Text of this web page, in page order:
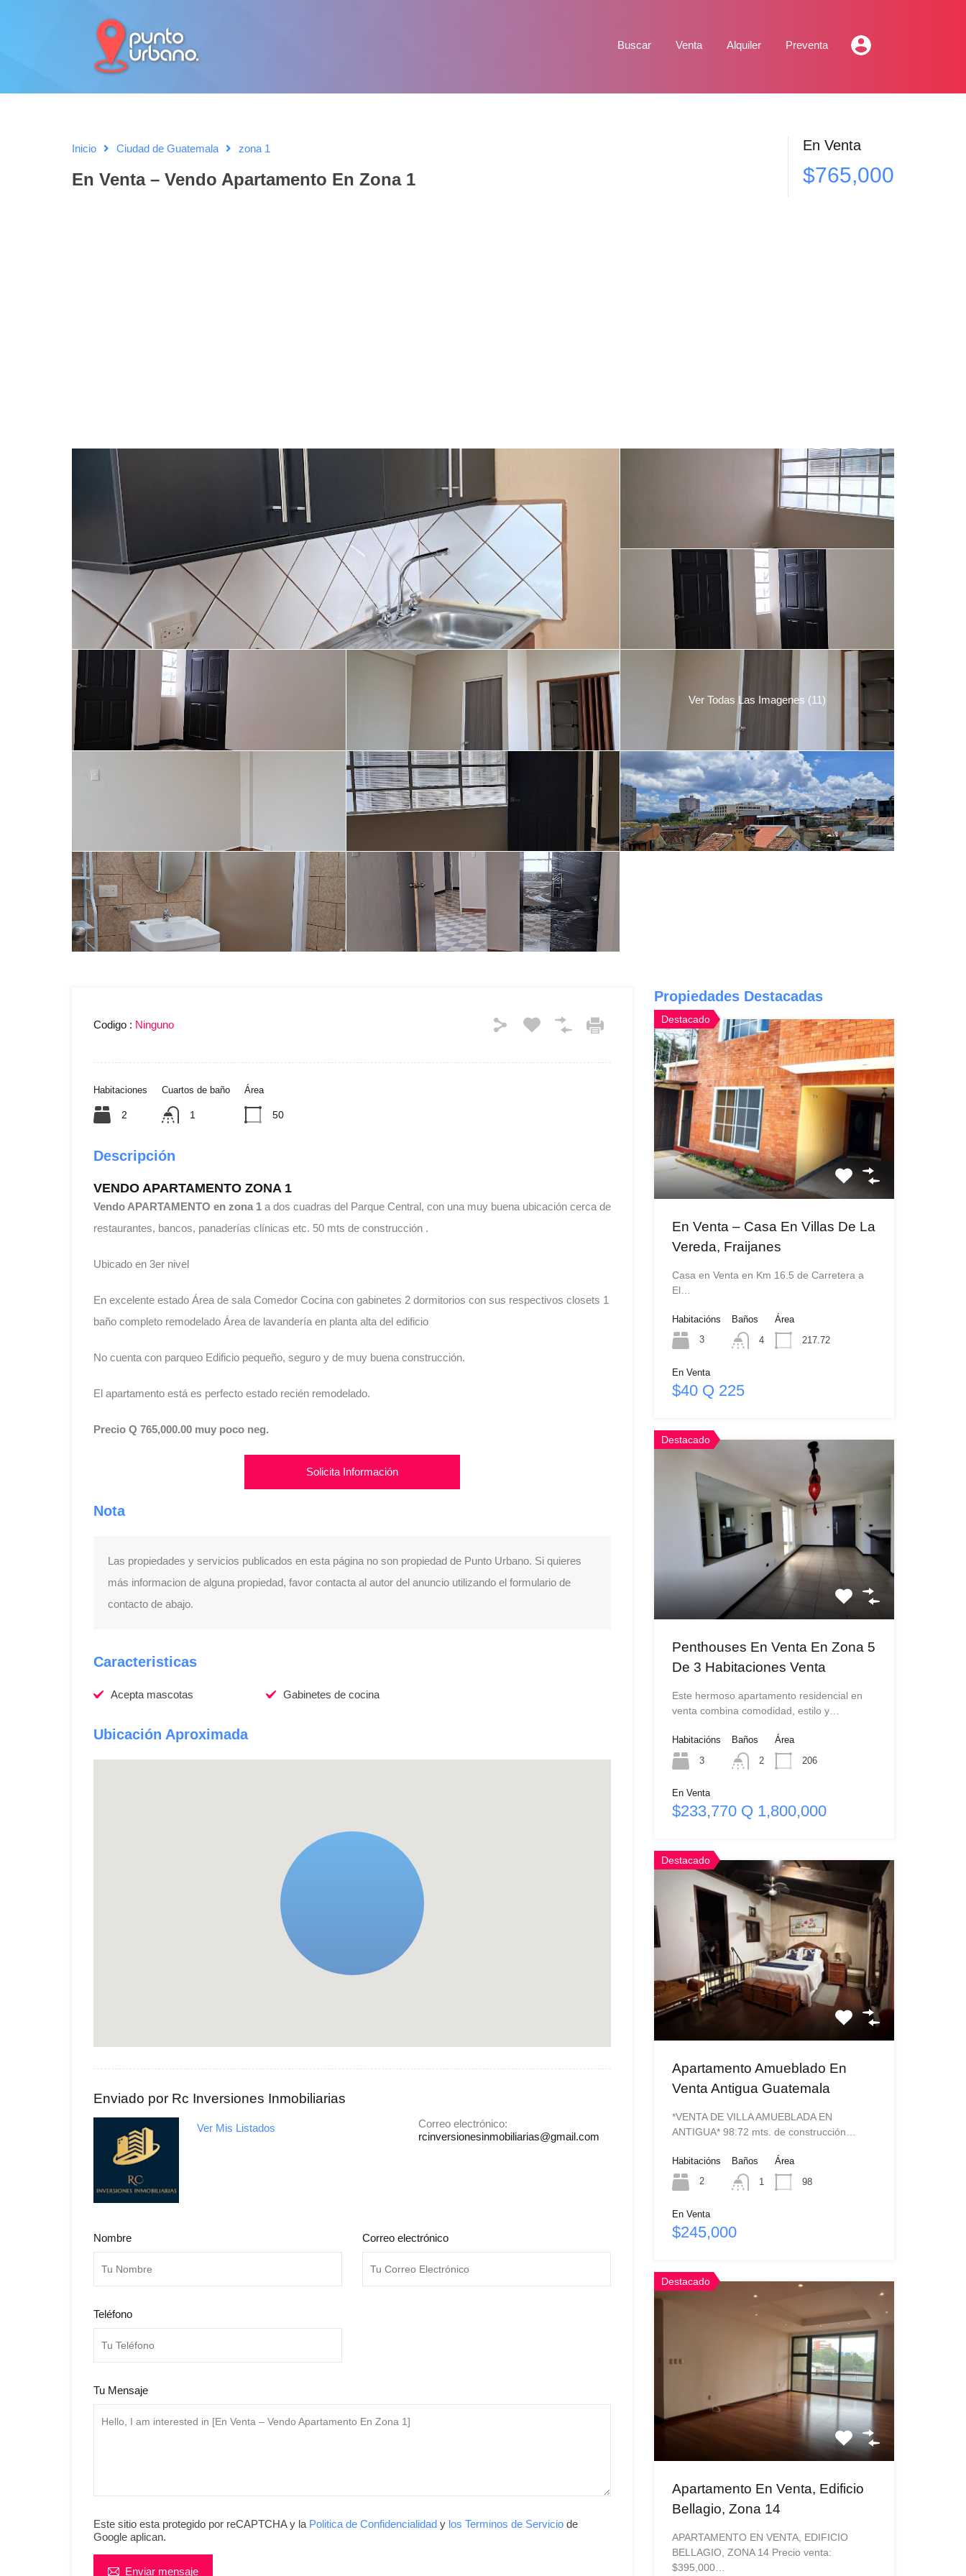
Buscar Venta Alquiler Preventa
Inicio Ciudad de Guatemala zona 1
En Venta – Vendo Apartamento En Zona 1
En Venta
$765,000
Ver Todas Las Imagenes (11)
Codigo : Ninguno
Habitaciones
2
Cuartos de baño
1
Área
50
Descripción
VENDO APARTAMENTO ZONA 1
Vendo APARTAMENTO en zona 1 a dos cuadras del Parque Central, con una muy buena ubicación cerca de
restaurantes, bancos, panaderías clínicas etc. 50 mts de construcción .
Ubicado en 3er nivel
En excelente estado Área de sala Comedor Cocina con gabinetes 2 dormitorios con sus respectivos closets 1
baño completo remodelado Área de lavandería en planta alta del edificio
No cuenta con parqueo Edificio pequeño, seguro y de muy buena construcción.
El apartamento está es perfecto estado recién remodelado.
Precio Q 765,000.00 muy poco neg.
Solicita Información
Nota
Las propiedades y servicios publicados en esta página no son propiedad de Punto Urbano. Si quieres
más informacion de alguna propiedad, favor contacta al autor del anuncio utilizando el formulario de
contacto de abajo.
Caracteristicas
Acepta mascotas Gabinetes de cocina
Ubicación Aproximada
Enviado por Rc Inversiones Inmobiliarias
Ver Mis Listados
Correo electrónico:
rcinversionesinmobiliarias@gmail.com
Nombre Correo electrónico
Teléfono
Tu Mensaje
Este sitio esta protegido por reCAPTCHA y la Politica de Confidencialidad y los Terminos de Servicio de
Google aplican.
Enviar mensaje
Propiedades Destacadas
Destacado
En Venta – Casa En Villas De La
Vereda, Fraijanes
Casa en Venta en Km 16.5 de Carretera a
El…
Habitacións
3
Baños
4
Área
217.72
En Venta
$40 Q 225
Destacado
Penthouses En Venta En Zona 5
De 3 Habitaciones Venta
Este hermoso apartamento residencial en
venta combina comodidad, estilo y…
Habitacións
3
Baños
2
Área
206
En Venta
$233,770 Q 1,800,000
Destacado
Apartamento Amueblado En
Venta Antigua Guatemala
*VENTA DE VILLA AMUEBLADA EN
ANTIGUA* 98.72 mts. de construcción…
Habitacións
2
Baños
1
Área
98
En Venta
$245,000
Destacado
Apartamento En Venta, Edificio
Bellagio, Zona 14
APARTAMENTO EN VENTA, EDIFICIO
BELLAGIO, ZONA 14 Precio venta:
$395,000…